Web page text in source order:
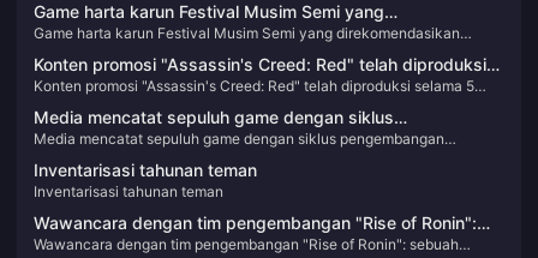
dengan pemandangannya yang menakjubkan, alur cerita yang rumit,
dan beragam karakter yang tak ada habisnya. Jika Anda belum
pernah mencoba Teyvat, Anda melewatkan petualangan paling seru
dalam dekade ini!
Game harta karun Festival Musim Semi yang
direkomendasikan "SIGNALIS"
Game harta karun Festival Musim Semi yang direkomendasikan
Konten promosi "Assassin's Creed: Red" telah diproduksi
selama 5 bulan dan mungkin akan segera diumumkan
Konten promosi "Assassin's Creed: Red" telah diproduksi selama 5
Media mencatat sepuluh game dengan siklus
pengembangan terpanjang
Media mencatat sepuluh game dengan siklus pengembangan
Inventarisasi tahunan teman
Inventarisasi tahunan teman
Wawancara dengan tim pengembangan "Rise of Ronin":
sebuah mahakarya dunia terbuka yang lahir dari "Nioh"
Wawancara dengan tim pengembangan "Rise of Ronin": sebuah